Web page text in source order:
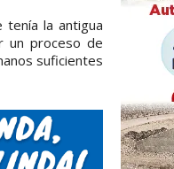
la antigua
un proceso de
suficientes